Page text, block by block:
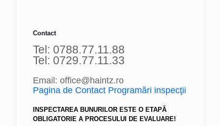
Contact
Tel: 0788.77.11.88
Tel: 0729.77.11.33
Email: office@haintz.ro
Pagina de Contact Programări inspecţii
INSPECTAREA BUNURILOR ESTE O ETAPĂ
OBLIGATORIE A PROCESULUI DE EVALUARE!